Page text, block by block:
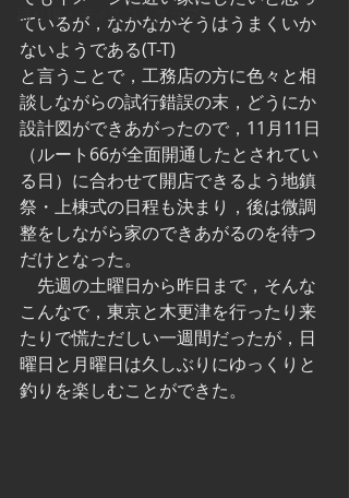
踊り場・ディスコ・クラブ
ているが，なかなかそうはうまくいか
ないようである(T-T)
と言うことで，工務店の方に色々と相
談しながらの試行錯誤の末，どうにか
設計図ができあがったので，11月11日
（ルート66が全面開通したとされてい
る日）に合わせて開店できるよう地鎮
祭・上棟式の日程も決まり，後は微調
整をしながら家のできあがるのを待つ
だけとなった。
先週の土曜日から昨日まで，そんな
こんなで，東京と木更津を行ったり来
たりで慌ただしい一週間だったが，日
曜日と月曜日は久しぶりにゆっくりと
釣りを楽しむことができた。